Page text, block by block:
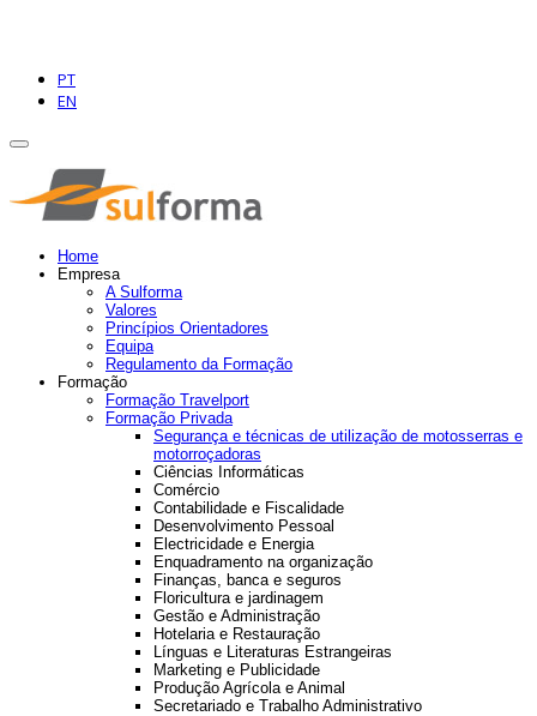
PT
EN
Home
Empresa
A Sulforma
Valores
Princípios Orientadores
Equipa
Regulamento da Formação
Formação
Formação Travelport
Formação Privada
Segurança e técnicas de utilização de motosserras e
motorroçadoras
Ciências Informáticas
Comércio
Contabilidade e Fiscalidade
Desenvolvimento Pessoal
Electricidade e Energia
Enquadramento na organização
Finanças, banca e seguros
Floricultura e jardinagem
Gestão e Administração
Hotelaria e Restauração
Línguas e Literaturas Estrangeiras
Marketing e Publicidade
Produção Agrícola e Animal
Secretariado e Trabalho Administrativo